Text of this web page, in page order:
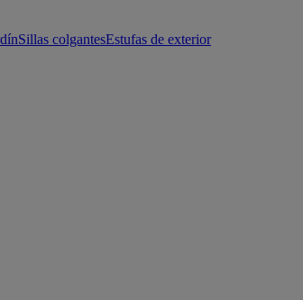
Sillas colgantesEstufas de exterior